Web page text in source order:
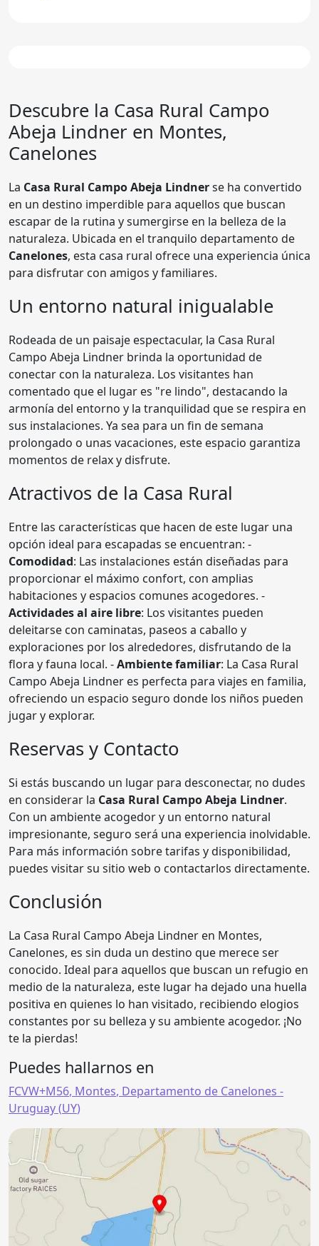
Descubre la Casa Rural Campo
Abeja Lindner en Montes,
Canelones
La Casa Rural Campo Abeja Lindnerse ha convertido
en un destino imperdible para aquellos que buscan
escapar de la rutina y sumergirse en la belleza de la
naturaleza. Ubicada en el tranquilo departamento de
Canelones, esta casa rural ofrece una experiencia única
para disfrutar con amigos y familiares.
Un entorno natural inigualable
Rodeada de un paisaje espectacular, la Casa Rural
Campo Abeja Lindner brinda la oportunidad de
conectar con la naturaleza. Los visitantes han
comentado que el lugar es "re lindo", destacando la
armonía del entorno y la tranquilidad que se respira en
sus instalaciones. Ya sea para un fin de semana
prolongado o unas vacaciones, este espacio garantiza
momentos de relax y disfrute.
Atractivos de la Casa Rural
Entre las características que hacen de este lugar una
opción ideal para escapadas se encuentran: -
Comodidad: Las instalaciones están diseñadas para
proporcionar el máximo confort, con amplias
habitaciones y espacios comunes acogedores. -
Actividades al aire libre: Los visitantes pueden
deleitarse con caminatas, paseos a caballo y
exploraciones por los alrededores, disfrutando de la
flora y fauna local. -Ambiente familiar: La Casa Rural
Campo Abeja Lindner es perfecta para viajes en familia,
ofreciendo un espacio seguro donde los niños pueden
jugar y explorar.
Reservas y Contacto
Si estás buscando un lugar para desconectar, no dudes
en considerar la Casa Rural Campo Abeja Lindner.
Con un ambiente acogedor y un entorno natural
impresionante, seguro será una experiencia inolvidable.
Para más información sobre tarifas y disponibilidad,
puedes visitar su sitio web o contactarlos directamente.
Conclusión
La Casa Rural Campo Abeja Lindner en Montes,
Canelones, es sin duda un destino que merece ser
conocido. Ideal para aquellos que buscan un refugio en
medio de la naturaleza, este lugar ha dejado una huella
positiva en quienes lo han visitado, recibiendo elogios
constantes por su belleza y su ambiente acogedor. ¡No
te la pierdas!
Puedes hallarnos en
FCVW+M56, Montes, Departamento de Canelones -
Uruguay (UY)